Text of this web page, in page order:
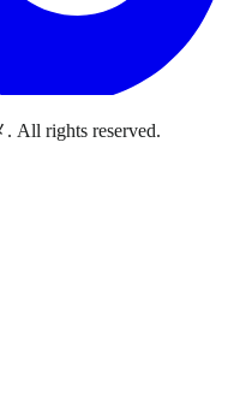
All rights reserved.